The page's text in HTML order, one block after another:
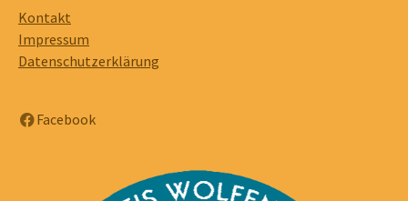
Kontakt
Impressum
Datenschutzerklärung
Facebook